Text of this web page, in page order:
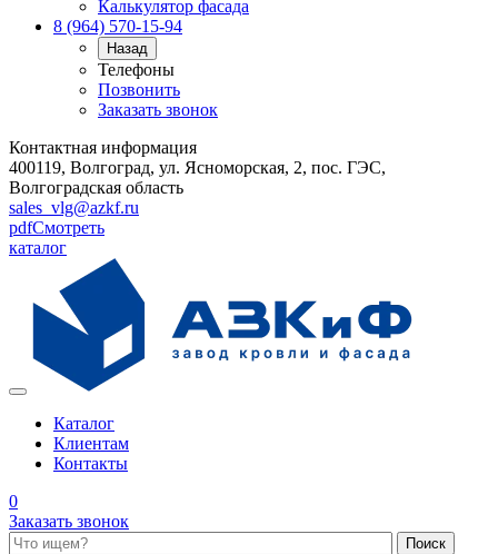
Калькулятор фасада
8 (964) 570-15-94
Назад
Телефоны
Позвонить
Заказать звонок
Контактная информация
400119, Волгоград, ул. Ясноморская, 2, пос. ГЭС,
Волгоградская область
sales_vlg@azkf.ru
pdfСмотреть
каталог
Каталог
Клиентам
Контакты
0
Заказать звонок
Поиск по каталогу